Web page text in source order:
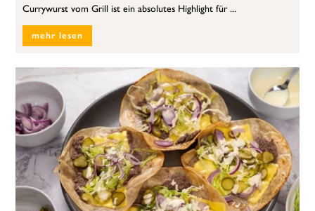
Currywurst vom Grill ist ein absolutes Highlight für ...
mehr lesen